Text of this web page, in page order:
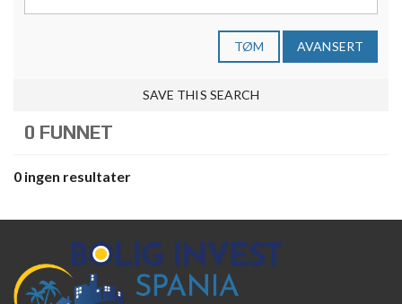
TØM AVANSERT
SAVE THIS SEARCH
0 FUNNET
0 ingen resultater